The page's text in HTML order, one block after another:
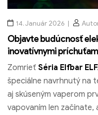
14. Január 2026
Objavte budúcnosť
inovatívnymi
Zomrieť Séria Elfbar
špeciálne navrhnutý na
aj skúseným vaperom
vapovaním len začínate,